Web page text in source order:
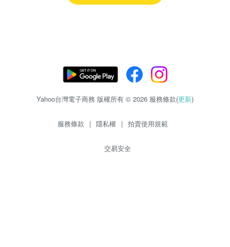
Yahoo台灣電子商務 版權所有 © 2026 服務條款(更新)
服務條款 | 隱私權 | 拍賣使用規範
交易安全